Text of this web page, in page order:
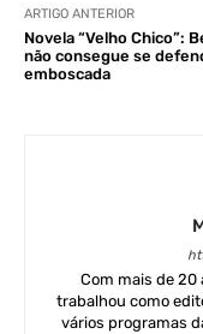
ARTIGO ANTERIOR
Novela “Velho Chico”:
não consegue se
emboscada
Com mais de 20
trabalhou como
vários programas